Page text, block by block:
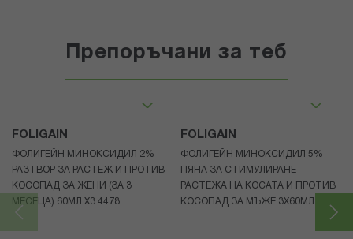
Препоръчани за теб
FOLIGAIN
ФОЛИГЕЙН МИНОКСИДИЛ 2%
РАЗТВОР ЗА РАСТЕЖ И ПРОТИВ
КОСОПАД ЗА ЖЕНИ (ЗА 3
МЕСЕЦА) 60МЛ X3 4478
FOLIGAIN
ФОЛИГЕЙН МИНОКСИДИЛ 5%
ПЯНА ЗА СТИМУЛИРАНЕ
РАСТЕЖА НА КОСАТА И ПРОТИВ
КОСОПАД ЗА МЪЖЕ 3X60МЛ 4472